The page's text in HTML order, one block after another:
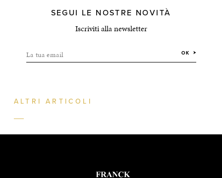
SEGUI LE NOSTRE NOVITÀ
Iscriviti alla newsletter
La tua email OK
ALTRI ARTICOLI